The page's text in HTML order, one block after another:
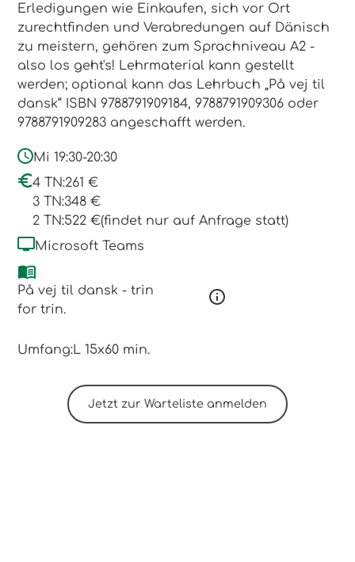
Erledigungen wie Einkaufen, sich vor Ort
zurechtfinden und Verabredungen auf Dänisch
zu meistern, gehören zum Sprachniveau A2 -
also los geht's! Lehrmaterial kann gestellt
werden; optional kann das Lehrbuch „På vej til
dansk“ ISBN 9788791909184, 9788791909306 oder
9788791909283 angeschafft werden.
Mi 19:30-20:30
4 TN:261 €
3 TN:348 €
2 TN:522 €(findet nur auf Anfrage statt)
Microsoft Teams
På vej til dansk - trin
for trin.
Umfang:L 15x60 min.
Jetzt zur Warteliste anmelden